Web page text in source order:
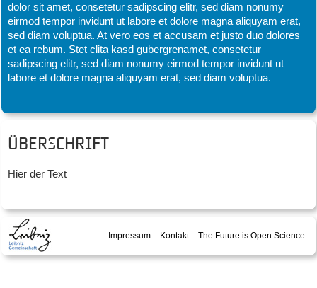
dolor sit amet, consetetur sadipscing elitr, sed diam nonumy
eirmod tempor invidunt ut labore et dolore magna aliquyam erat,
sed diam voluptua. At vero eos et accusam et justo duo dolores
et ea rebum. Stet clita kasd gubergrenamet, consetetur
sadipscing elitr, sed diam nonumy eirmod tempor invidunt ut
labore et dolore magna aliquyam erat, sed diam voluptua.
Überschrift
Hier der Text
Impressum Kontakt The Future is Open Science